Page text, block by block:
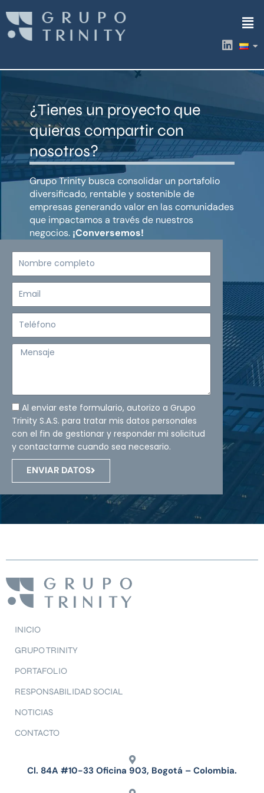
contenido
L
i
k
i
¿Tienes un proyecto que
quieras compartir con
nosotros?
Grupo Trinity busca consolidar un portafolio
diversificado, rentable y sostenible de
empresas generando valor en las comunidades
que impactamos a través de nuestros
negocios. ¡Conversemos!
Mensaje
Al enviar este formulario, autorizo a Grupo
Trinity S.A.S. para tratar mis datos personales
con el fin de gestionar y responder mi solicitud
y contactarme cuando sea necesario.
ENVIAR DATOS
INICIO
GRUPO TRINITY
PORTAFOLIO
RESPONSABILIDAD SOCIAL
NOTICIAS
CONTACTO
Cl. 84A #10-33 Oficina 903, Bogotá – Colombia.